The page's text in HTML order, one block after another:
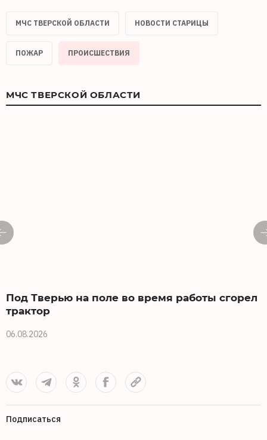
МЧС ТВЕРСКОЙ ОБЛАСТИ НОВОСТИ СТАРИЦЫ
ПОЖАР ПРОИСШЕСТВИЯ
МЧС ТВЕРСКОЙ ОБЛАСТИ
Под Тверью на поле во время работы сгорел
трактор
06.08.2026
Подписаться